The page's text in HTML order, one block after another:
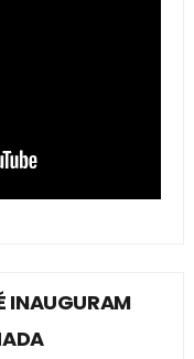
INAUGURAM